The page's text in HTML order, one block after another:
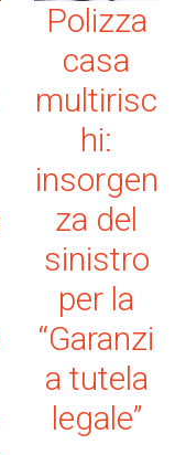
Polizza
casa
multirisc
hi:
insorgen
za del
sinistro
per la
“Garanzi
a tutela
legale”